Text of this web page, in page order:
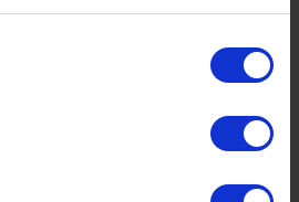
Ehrwald
Open Air Kino Tour